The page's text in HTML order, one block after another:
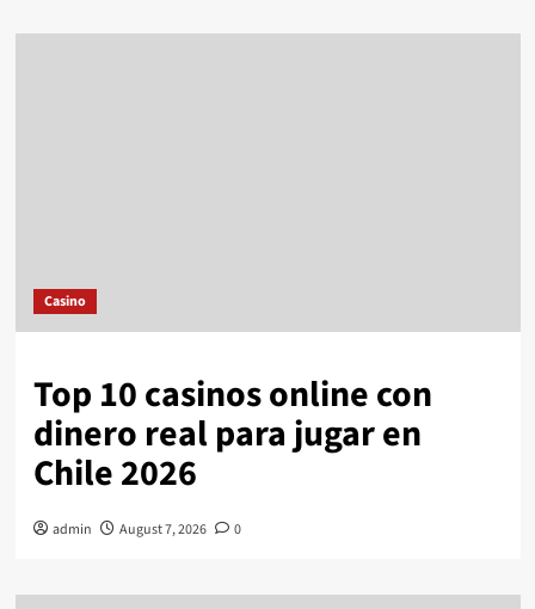
Casino
Top 10 casinos online con
dinero real para jugar en
Chile 2026
admin August 7, 2026 0